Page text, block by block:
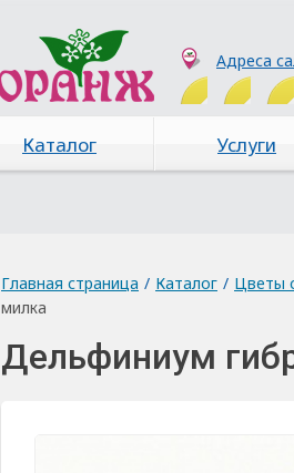
Адреса
Каталог Услуги
Главная страница / Каталог / Цветы
милка
Дельфиниум